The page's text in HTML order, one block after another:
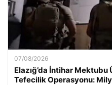
07/08/2026
Elazığ’da İntihar
Tefecilik Operasyonu: